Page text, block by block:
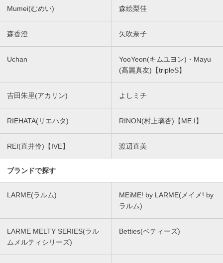
Mumei(むめい) 森絵梨佳
森香澄 矢吹奈子
Uchan
YooYeon(キムユヨン)・Mayu
(髙麗真友)【tripleS】
吉田朱里(アカリン) よしミチ
RIEHATA(リエハタ) RINON(村上璃杏)【ME:I】
REI(直井怜)【IVE】 渡辺直美
ブランドで探す
LARME(ラルム)
MEiME! by LARME(メイメ! by
ラルム)
LARME MELTY SERIES(ラル
ムメルティシリーズ)
Betties(ベティーズ)